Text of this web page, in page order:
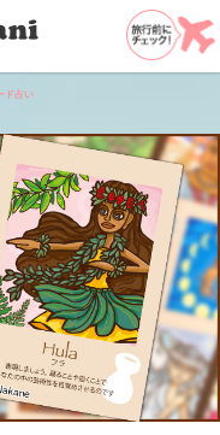
ド占い